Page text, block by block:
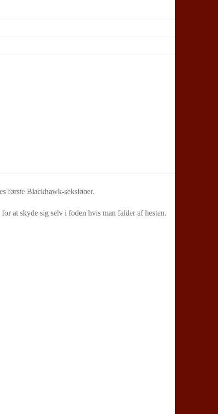
første Blackhawk-seksløber.
at skyde sig selv i foden hvis man falder af hesten.